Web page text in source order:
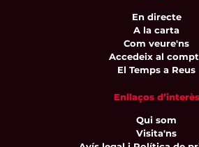
En directe
A la carta
Com veure'ns
Accedeix al
El Temps a Reus
Enllaços d’interès
Qui som
Visita'ns